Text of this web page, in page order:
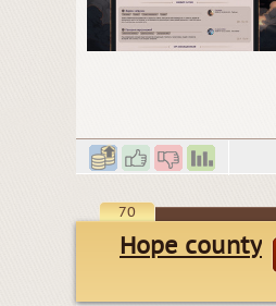
70
Hope county